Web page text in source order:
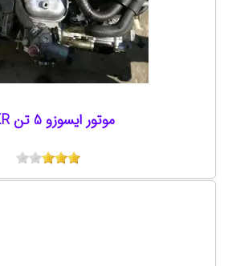
موتور ایسوزو 5 تن NKR